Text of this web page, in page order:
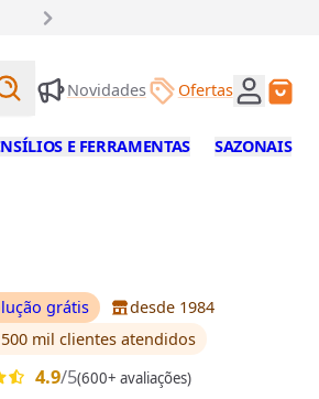
Buscar produtos
Novidades Ofertas
E FERRAMENTAS SAZONAIS
grátis
desde 1984
mil clientes atendidos
4.9/5(600+ avaliações)